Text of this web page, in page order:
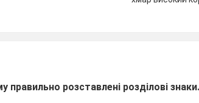
правильно розставлені розділові знаки.